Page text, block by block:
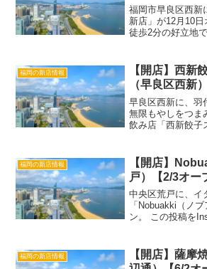
福岡市早良区西新
新店」が12月10
徒歩2分の好立地
プンした六本松店
規出店...
福岡の新店情報
【開店】西新
（早良区西新
早良区西新に、羽
無限もやしをつま
飲み店「西新餃子
Instagramで見る
｜西新...
福岡の新店情報
【開店】
戸）【2/3オー
中央区荒戸に、イ
「Nobuakki（ノ
ン。 この投稿を
Nobuakki（ノブ
福岡の新店情報
【開店】薩摩